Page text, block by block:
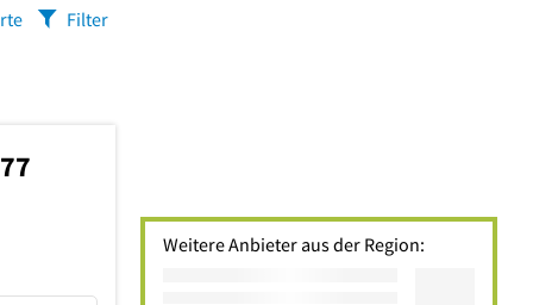
Filter
Weitere Anbieter aus der Region: